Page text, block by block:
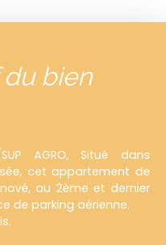
bien
SUP AGRO, Situé dans
cet appartement de
au 2ème et dernier
de parking aérienne.